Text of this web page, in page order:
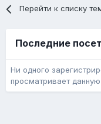
Перейти к списку
Последние
Ни одного
просматривает